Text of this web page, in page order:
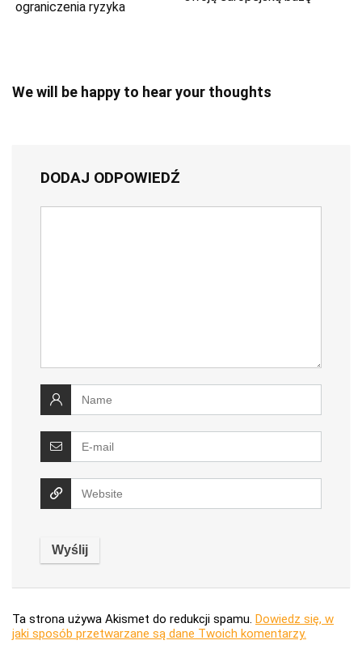
ograniczenia ryzyka
We will be happy to hear your thoughts
DODAJ ODPOWIEDŹ
Ta strona używa Akismet do redukcji spamu. Dowiedz się, w
jaki sposób przetwarzane są dane Twoich komentarzy.